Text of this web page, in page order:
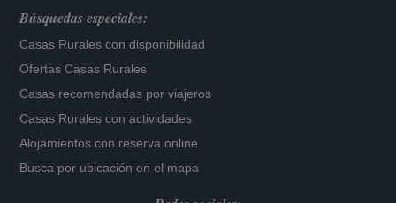
Búsquedas especiales:
Casas Rurales con disponibilidad
Ofertas Casas Rurales
Casas recomendadas por viajeros
Casas Rurales con actividades
Alojamientos con reserva online
Busca por ubicación en el mapa